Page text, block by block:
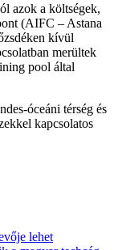
azok a költségek,
(AIFC – Astana
kívül
merültek
pool által
óceáni térség és
kapcsolatos
lehet